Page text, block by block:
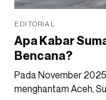
EDITORIAL
Apa Kabar
Bencana?
Pada November
menghantam Aceh,